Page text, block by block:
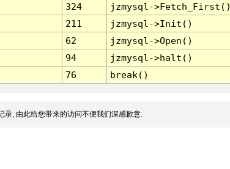
324
jzmysql-
211
jzmysql->Init()
62
jzmysql->Open()
94
jzmysql->halt()
76 break()
录, 由此给您带来的访问不便我们深感歉意.